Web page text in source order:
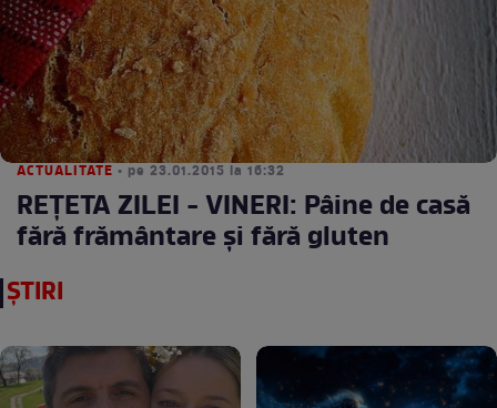
ACTUALITATE • pe 23.01.2015 la 16:32
REŢETA ZILEI - VINERI: Pâine de casă
fără frământare şi fără gluten
ȘTIRI